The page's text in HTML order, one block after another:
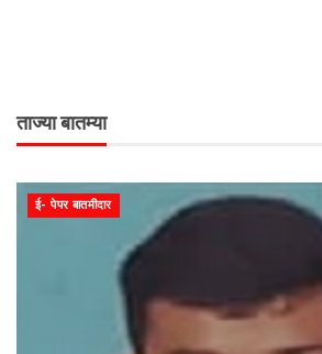
ताज्या बातम्या
ई- पेपर बातमीदार